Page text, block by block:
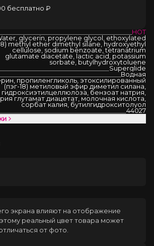
бесплатно ₽
HOT
glycerin, propylene glycol, ethoxylated
methyl ether dimethyl silane, hydroxyethyl
cellulose, sodium benzoate, tetranatrium
glutamate diacetate, lactic acid, potassium
sorbate, butylhydroxytoluene
Superglide
Водная
пропиленгликоль, этоксилированный
(пэг-18) метиловый эфир диметил силана,
гидроксиэтилцеллюлоза, бензоат натрия,
глутамат диацетат, молочная кислота,
сорбат калия, бутилгидрокситолуол
44027
экрана влияют на отображение
реальный цвет товара может
от фото.